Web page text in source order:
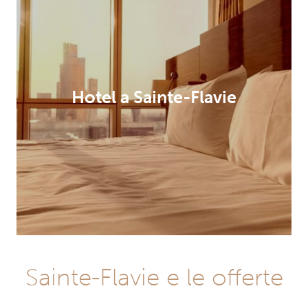
Hotel a Sainte-Flavie
Sainte-Flavie e le offerte